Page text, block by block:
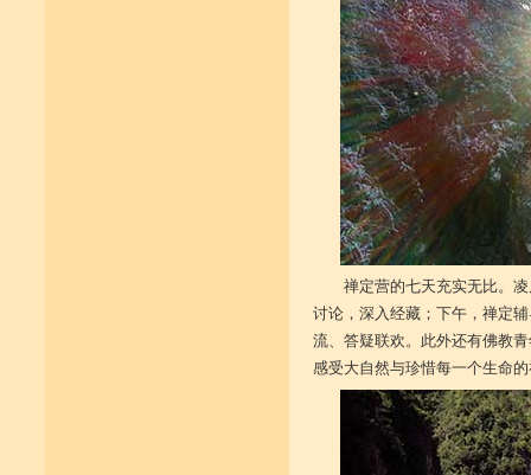
禅定营的七天充实无比。
讨论，深入经藏；下午，禅定
流、答疑联欢。此外还有佛教
感受大自然与珍惜每一个生命